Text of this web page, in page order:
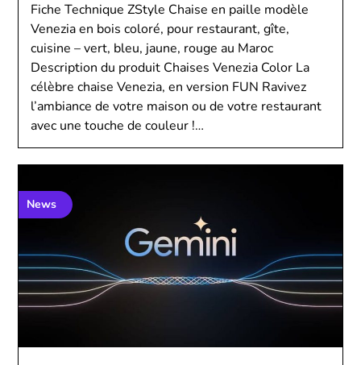
Fiche Technique ZStyle Chaise en paille modèle
Venezia en bois coloré, pour restaurant, gîte,
cuisine – vert, bleu, jaune, rouge au Maroc
Description du produit Chaises Venezia Color La
célèbre chaise Venezia, en version FUN Ravivez
l’ambiance de votre maison ou de votre restaurant
avec une touche de couleur !…
News